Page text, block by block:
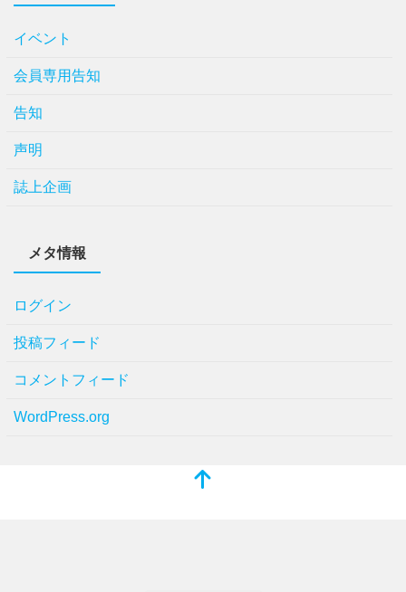
イベント
会員専用告知
告知
声明
誌上企画
メタ情報
ログイン
投稿フィード
コメントフィード
WordPress.org